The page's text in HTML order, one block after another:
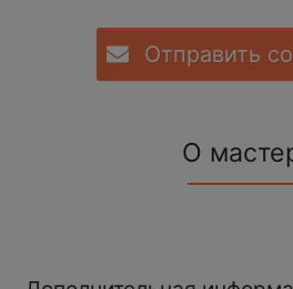
Отправить
О